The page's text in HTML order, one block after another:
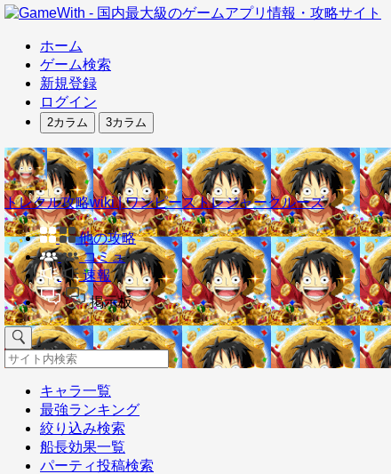
ホーム
ゲーム検索
新規登録
ログイン
2カラム 3カラム
トレクル攻略wiki | ワンピーストレジャークルーズ
他の攻略
コミュ
速報
掲示板
キャラ一覧
最強ランキング
絞り込み検索
船長効果一覧
パーティ投稿検索